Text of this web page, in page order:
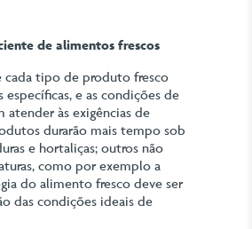
de alimentos frescos
cada tipo de produto fresco
específicas, e as condições de
atender às exigências de
durarão mais tempo sob
e hortaliças; outros não
como por exemplo a
do alimento fresco deve ser
das condições ideais de